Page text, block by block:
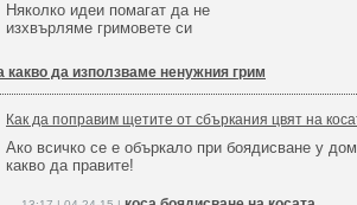
Няколко идеи помагат да не
изхвърляме гримовете си
какво да използваме ненужния грим
Как да поправим щетите от сбъркания цвят на
Ако всичко се е объркало при боядисване у
какво да правите!